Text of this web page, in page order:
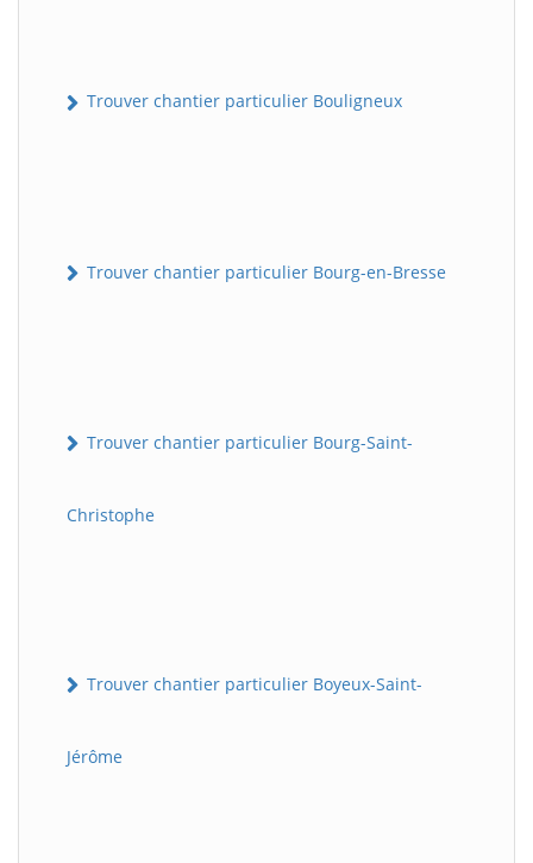
Trouver chantier particulier Bouligneux
Trouver chantier particulier Bourg-en-Bresse
Trouver chantier particulier Bourg-Saint-
Christophe
Trouver chantier particulier Boyeux-Saint-
Jérôme